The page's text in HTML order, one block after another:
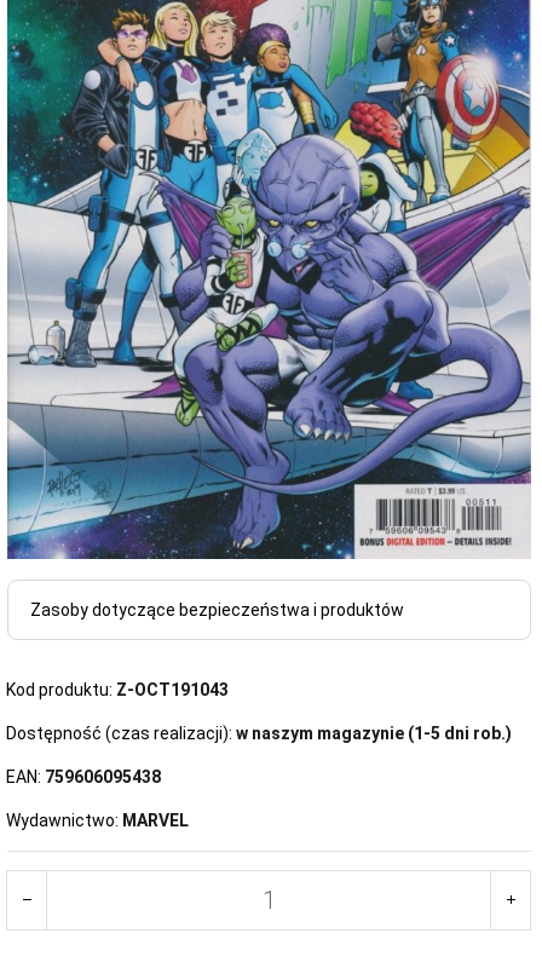
Zasoby dotyczące bezpieczeństwa i produktów
Kod produktu: Z-OCT191043
Dostępność (czas realizacji): w naszym magazynie (1-5 dni rob.)
EAN: 759606095438
Wydawnictwo: MARVEL